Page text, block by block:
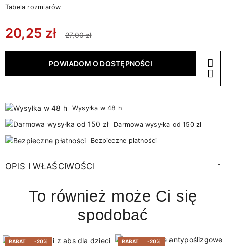
Tabela rozmiarów
20,25 zł 27,00 zł
POWIADOM O DOSTĘPNOŚCI
Wysyłka w 48 h
Darmowa wysyłka od 150 zł
Bezpieczne płatności
OPIS I WŁAŚCIWOŚCI
To również może Ci się
spodobać
RABAT -20% RABAT -20%